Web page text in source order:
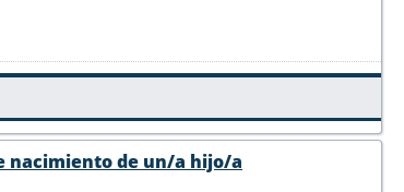
nacimiento de un/a hijo/a